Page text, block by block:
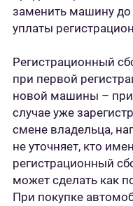
заменить машину до
уплаты
Регистрационный
при первой
новой машины – при
случае уже
смене владельца,
не уточняет, кто
регистрационный
может сделать как
При покупке